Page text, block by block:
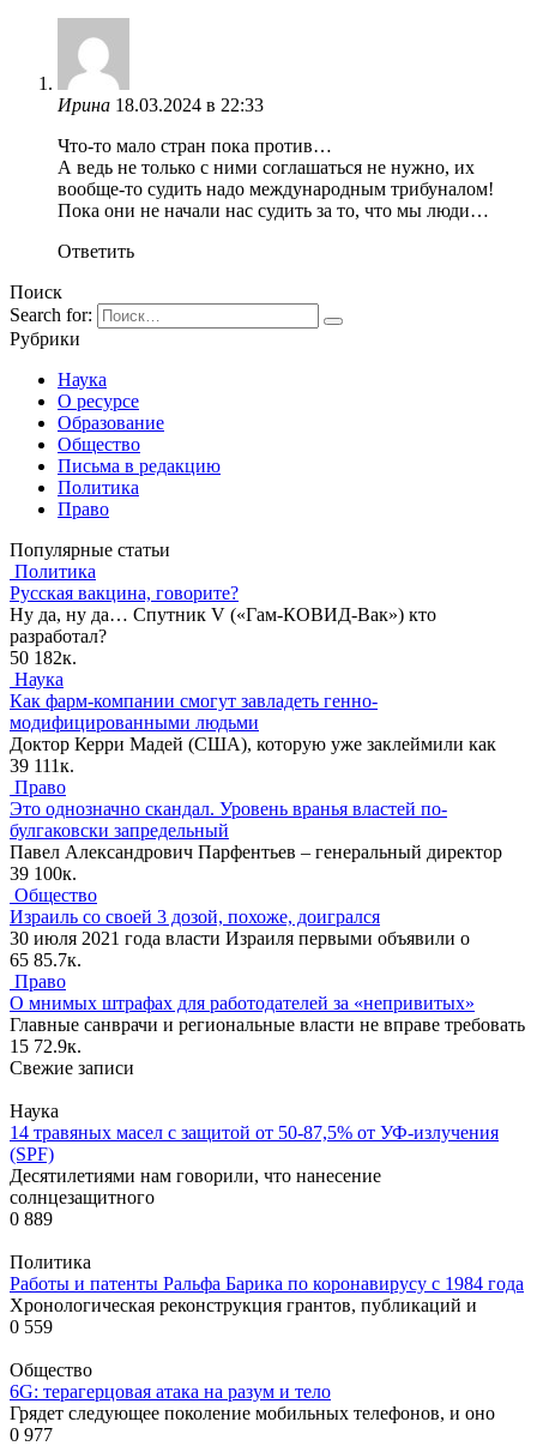
Ирина 18.03.2024 в 22:33
Что-то мало стран пока против…
А ведь не только с ними соглашаться не нужно, их
вообще-то судить надо международным трибуналом!
Пока они не начали нас судить за то, что мы люди…
Ответить
Поиск
Search for:
Рубрики
Наука
О ресурсе
Образование
Общество
Письма в редакцию
Политика
Право
Популярные статьи
Политика
Русская вакцина, говорите?
Ну да, ну да… Спутник V («Гам-КОВИД-Вак») кто
разработал?
50 182к.
Наука
Как фарм-компании смогут завладеть генно-
модифицированными людьми
Доктор Керри Мадей (США), которую уже заклеймили как
39 111к.
Право
Это однозначно скандал. Уровень вранья властей по-
булгаковски запредельный
Павел Александрович Парфентьев – генеральный директор
39 100к.
Общество
Израиль со своей 3 дозой, похоже, доигрался
30 июля 2021 года власти Израиля первыми объявили о
65 85.7к.
Право
О мнимых штрафах для работодателей за «непривитых»
Главные санврачи и региональные власти не вправе требовать
15 72.9к.
Свежие записи
Наука
14 травяных масел с защитой от 50-87,5% от УФ-излучения
(SPF)
Десятилетиями нам говорили, что нанесение
солнцезащитного
0 889
Политика
Работы и патенты Ральфа Барика по коронавирусу с 1984 года
Хронологическая реконструкция грантов, публикаций и
0 559
Общество
6G: терагерцовая атака на разум и тело
Грядет следующее поколение мобильных телефонов, и оно
0 977